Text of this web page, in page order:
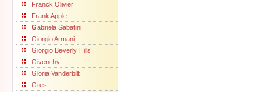
Franck Olivier
Frank Apple
Gabriela Sabatini
Giorgio Armani
Giorgio Beverly Hills
Givenchy
Gloria Vanderbilt
Gres